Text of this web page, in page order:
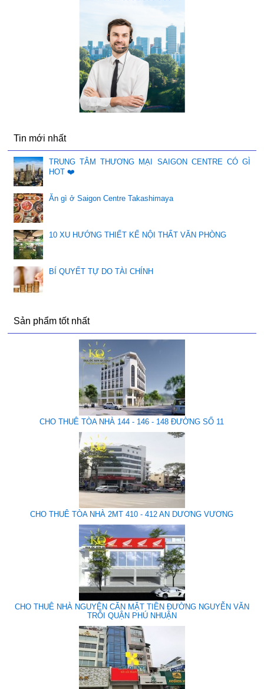
Tin mới nhất
TRUNG TÂM THƯƠNG MẠI SAIGON CENTRE CÓ GÌ
HOT ❤️
Ăn gì ở Saigon Centre Takashimaya
10 XU HƯỚNG THIẾT KẾ NỘI THẤT VĂN PHÒNG
BÍ QUYẾT TỰ DO TÀI CHÍNH
Sản phẩm tốt nhất
CHO THUÊ TÒA NHÀ 144 - 146 - 148 ĐƯỜNG SỐ 11
CHO THUÊ TÒA NHÀ 2MT 410 - 412 AN DƯƠNG VƯƠNG
CHO THUÊ NHÀ NGUYÊN CĂN MẶT TIỀN ĐƯỜNG NGUYỄN VĂN
TRỖI QUẬN PHÚ NHUẬN